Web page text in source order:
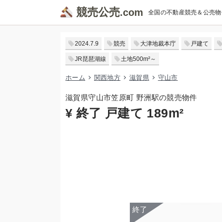
競売公売 全国の不動産競売＆公売
2024.7.9 競売 大津地裁本庁 戸建て
JR琵琶湖線 土地500m²～
ホーム 関西地方 滋賀県 守山市
滋賀県守山市笠原町 野洲駅の競売物件
¥ 終了 戸建て 189m²